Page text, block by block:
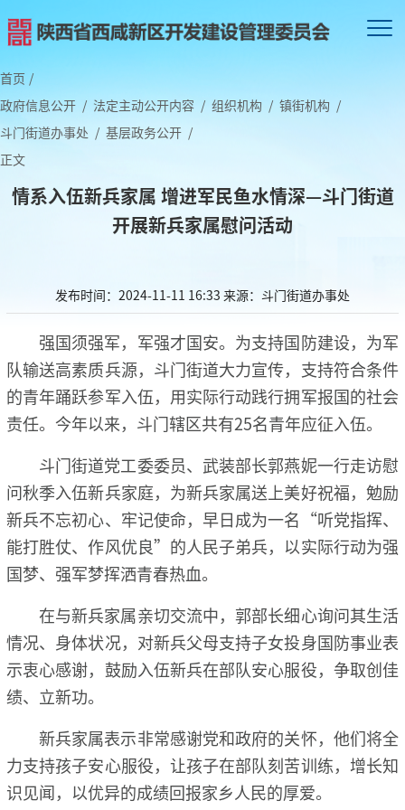
首页 /
政府信息公开 / 法定主动公开内容 / 组织机构 / 镇街机构 /
斗门街道办事处 / 基层政务公开 /
正文
情系入伍新兵家属 增进军民鱼水情深—斗门街道
开展新兵家属慰问活动
发布时间：2024-11-11 16:33 来源：斗门街道办事处
强国须强军，军强才国安。为支持国防建设，为军
队输送高素质兵源，斗门街道大力宣传，支持符合条件
的青年踊跃参军入伍，用实际行动践行拥军报国的社会
责任。今年以来，斗门辖区共有25名青年应征入伍。
斗门街道党工委委员、武装部长郭燕妮一行走访慰
问秋季入伍新兵家庭，为新兵家属送上美好祝福，勉励
新兵不忘初心、牢记使命，早日成为一名“听党指挥、
能打胜仗、作风优良”的人民子弟兵，以实际行动为强
国梦、强军梦挥洒青春热血。
在与新兵家属亲切交流中，郭部长细心询问其生活
情况、身体状况，对新兵父母支持子女投身国防事业表
示衷心感谢，鼓励入伍新兵在部队安心服役，争取创佳
绩、立新功。
新兵家属表示非常感谢党和政府的关怀，他们将全
力支持孩子安心服役，让孩子在部队刻苦训练，增长知
识见闻，以优异的成绩回报家乡人民的厚爱。